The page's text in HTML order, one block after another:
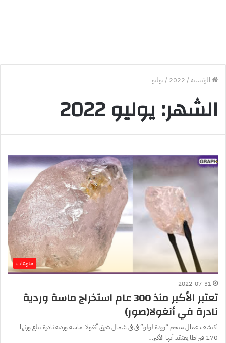
الرئيسية/
2022
/يوليو
الشهر:يوليو 2022
منوعات
2022-07-31
تعتبر الأكبر منذ 300 عام استخراج ماسة وردية
نادرة في أنغولا(صور)
اكتشف عمال منجم “وردة لولو” في في شمال شرق أنغولا ماسة وردية نادرة يبلغ وزنها
170 قيراطا يعتقد أنها الأكبر…